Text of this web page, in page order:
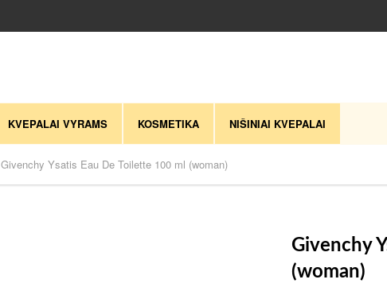
KVEPALAI VYRAMS KOSMETIKA NIŠINIAI KVEPALAI
Givenchy Ysatis Eau De Toilette 100 ml (woman)
Givenchy
(woman)